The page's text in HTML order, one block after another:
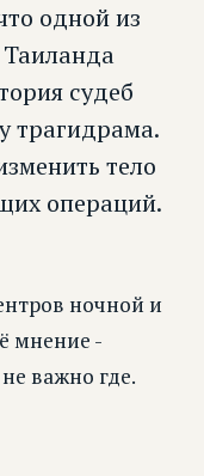
одной из
судеб
трагидрама.
тело
операций.
ночной и
мнение -
важно где.